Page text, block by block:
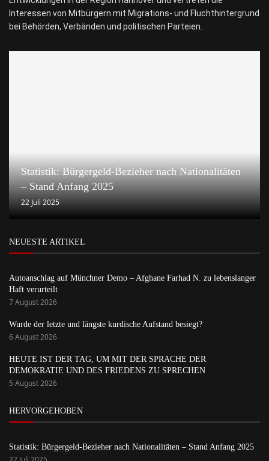
Interessen von Mitbürgern mit Migrations- und Fluchthintergrund
bei Behörden, Verbänden und politischen Parteien.
Statistik: Bürgergeld-Bezieher nach Nationalitäten
– Stand Anfang 2025
22 Juli 2025
NEUESTE ARTIKEL
Autoanschlag auf Münchner Demo – Afghane Farhad N. zu lebenslanger
Haft verurteilt
7 August 2026
Wurde der letzte und längste kurdische Aufstand besiegt?
6 August 2026
HEUTE IST DER TAG, UM MIT DER SPRACHE DER
DEMOKRATIE UND DES FRIEDENS ZU SPRECHEN
5 August 2026
HERVORGEHOBEN
Statistik: Bürgergeld-Bezieher nach Nationalitäten – Stand Anfang 2025